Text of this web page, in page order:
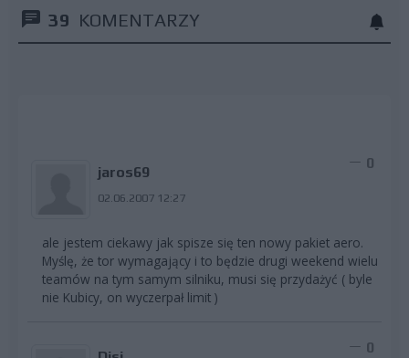
39 KOMENTARZY
jaros69
02.06.2007 12:27
0
ale jestem ciekawy jak spisze się ten nowy pakiet aero.
Myślę, że tor wymagający i to będzie drugi weekend wielu
teamów na tym samym silniku, musi się przydażyć ( byle
nie Kubicy, on wyczerpał limit )
0